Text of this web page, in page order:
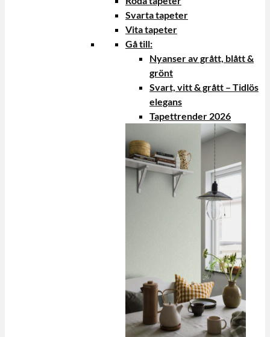
Svarta tapeter
Vita tapeter
Gå till:
Nyanser av grått, blått &
grönt
Svart, vitt & grått – Tidlös
elegans
Tapettrender 2026